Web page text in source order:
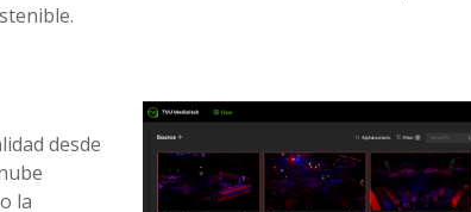
desde
la